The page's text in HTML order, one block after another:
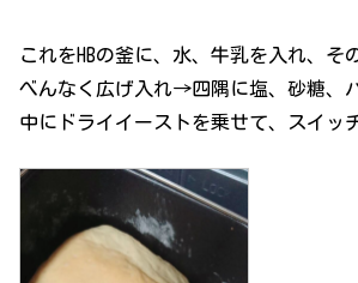
これをHBの釜に、水、牛乳を入れ、そ
べんなく広げ入れ→四隅に塩、砂糖、
中にドライイーストを乗せて、スイッ